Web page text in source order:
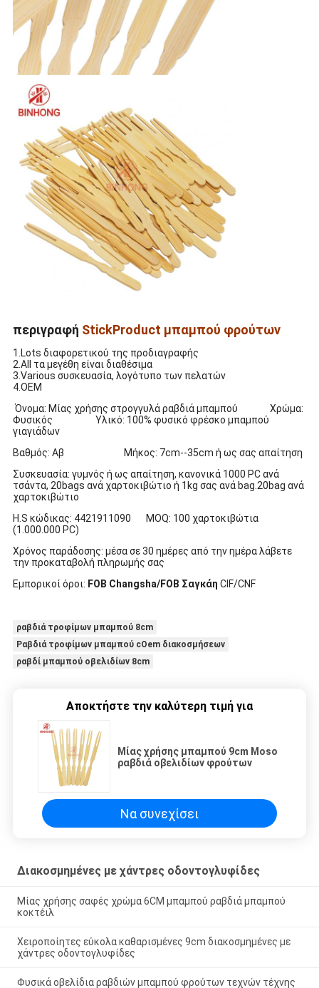
περιγραφή StickProduct μπαμπού φρούτων
1.Lots διαφορετικού της προδιαγραφής
2.All τα μεγέθη είναι διαθέσιμα
3.Various συσκευασία, λογότυπο των πελατών
4.OEM
Όνομα: Μίας χρήσης στρογγυλά ραβδιά μπαμπού Χρώμα:
Φυσικός Υλικό: 100% φυσικό φρέσκο μπαμπού
γιαγιάδων
Βαθμός: Αβ Μήκος: 7cm--35cm ή ως σας απαίτηση
Συσκευασία: γυμνός ή ως απαίτηση, κανονικά 1000 PC ανά
τσάντα, 20bags ανά χαρτοκιβώτιο ή 1kg σας ανά bag.20bag ανά
χαρτοκιβώτιο
H.S κώδικας: 4421911090 MOQ: 100 χαρτοκιβώτια
(1.000.000 PC)
Χρόνος παράδοσης: μέσα σε 30 ημέρες από την ημέρα λάβετε
την προκαταβολή πληρωμής σας
Εμπορικοί όροι: FOB Changsha/FOB Σαγκάη CIF/CNF
ραβδιά τροφίμων μπαμπού 8cm
Ραβδιά τροφίμων μπαμπού cOem διακοσμήσεων
ραβδί μπαμπού οβελιδίων 8cm
Αποκτήστε την καλύτερη τιμή για
Μίας χρήσης μπαμπού 9cm Moso
ραβδιά οβελιδίων φρούτων
Να συνεχίσει
Διακοσμημένες με χάντρες οδοντογλυφίδες
Μίας χρήσης σαφές χρώμα 6CM μπαμπού ραβδιά μπαμπού
κοκτέιλ
Χειροποίητες εύκολα καθαρισμένες 9cm διακοσμημένες με
χάντρες οδοντογλυφίδες
Φυσικά οβελίδια ραβδιών μπαμπού φρούτων τεχνών τέχνης